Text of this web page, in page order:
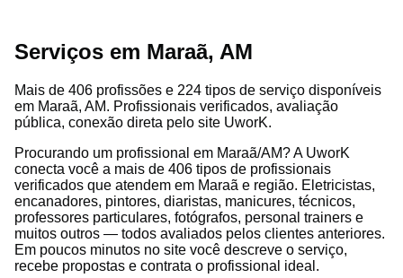
Serviços em Maraã, AM
Mais de 406 profissões e 224 tipos de serviço disponíveis
em Maraã, AM. Profissionais verificados, avaliação
pública, conexão direta pelo site UworK.
Procurando um profissional em Maraã/AM? A UworK
conecta você a mais de 406 tipos de profissionais
verificados que atendem em Maraã e região. Eletricistas,
encanadores, pintores, diaristas, manicures, técnicos,
professores particulares, fotógrafos, personal trainers e
muitos outros — todos avaliados pelos clientes anteriores.
Em poucos minutos no site você descreve o serviço,
recebe propostas e contrata o profissional ideal.